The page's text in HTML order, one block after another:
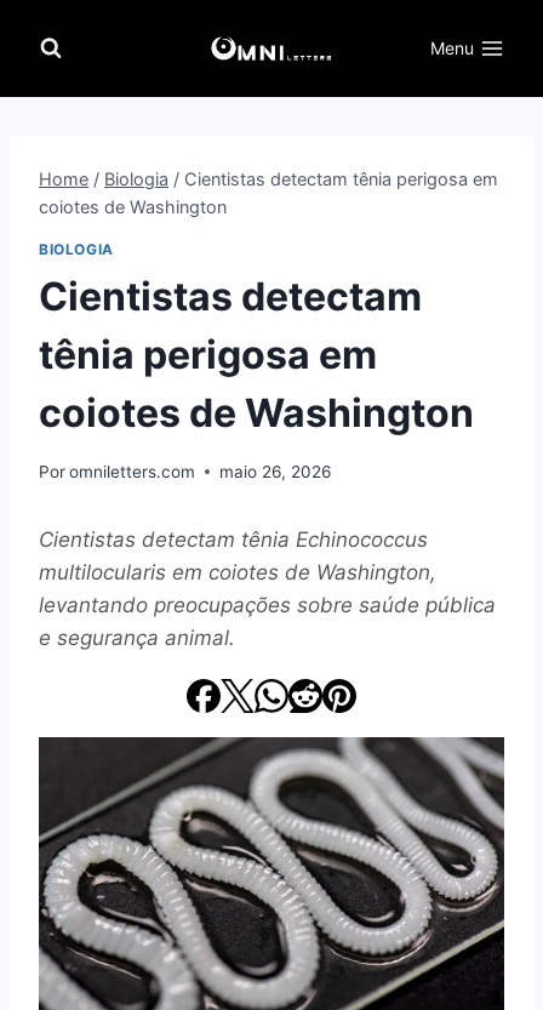
para
Menu
Home / Biologia / Cientistas detectam tênia perigosa em
coiotes de Washington
BIOLOGIA
Cientistas detectam
tênia perigosa em
coiotes de Washington
Poromniletters.com maio 26, 2026
Cientistas detectam tênia Echinococcus
multilocularis em coiotes de Washington,
levantando preocupações sobre saúde pública
e segurança animal.